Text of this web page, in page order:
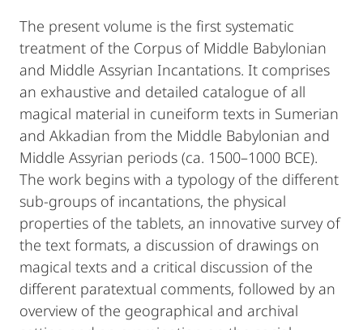
The present volume is the first systematic
treatment of the Corpus of Middle Babylonian
and Middle Assyrian Incantations. It comprises
an exhaustive and detailed catalogue of all
magical material in cuneiform texts in Sumerian
and Akkadian from the Middle Babylonian and
Middle Assyrian periods (ca. 1500–1000 BCE).
The work begins with a typology of the different
sub-groups of incantations, the physical
properties of the tablets, an innovative survey of
the text formats, a discussion of drawings on
magical texts and a critical discussion of the
different paratextual comments, followed by an
overview of the geographical and archival